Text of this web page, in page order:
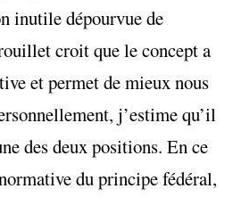
inutile dépourvue de
croit que le concept a
et permet de mieux nous
j’estime qu’il
des deux positions. En ce
du principe fédéral,